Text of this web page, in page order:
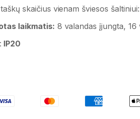
skaičius vienam šviesos
laikmatis: 8 valandas įjungta, 16
IP20